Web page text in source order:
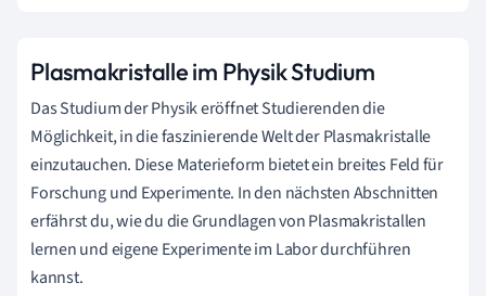
Plasmakristalle im Physik Studium
Das Studium der Physik eröffnet Studierenden die
Möglichkeit, in die faszinierende Welt der Plasmakristalle
einzutauchen. Diese Materieform bietet ein breites Feld für
Forschung und Experimente. In den nächsten Abschnitten
erfährst du, wie du die Grundlagen von Plasmakristallen
lernen und eigene Experimente im Labor durchführen
kannst.